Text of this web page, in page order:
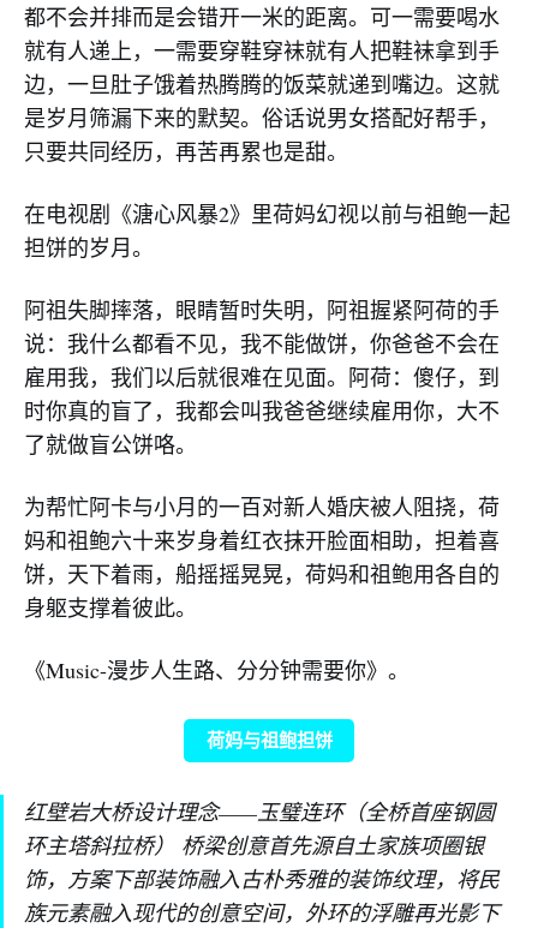
都不会并排而是会错开一米的距离。可一需要喝水
就有人递上，一需要穿鞋穿袜就有人把鞋袜拿到手
边，一旦肚子饿着热腾腾的饭菜就递到嘴边。这就
是岁月筛漏下来的默契。俗话说男女搭配好帮手，
只要共同经历，再苦再累也是甜。
在电视剧《溏心风暴2》里荷妈幻视以前与祖鲍一起
担饼的岁月。
阿祖失脚摔落，眼睛暂时失明，阿祖握紧阿荷的手
说：我什么都看不见，我不能做饼，你爸爸不会在
雇用我，我们以后就很难在见面。阿荷：傻仔，到
时你真的盲了，我都会叫我爸爸继续雇用你，大不
了就做盲公饼咯。
为帮忙阿卡与小月的一百对新人婚庆被人阻挠，荷
妈和祖鲍六十来岁身着红衣抹开脸面相助，担着喜
饼，天下着雨，船摇摇晃晃，荷妈和祖鲍用各自的
身躯支撑着彼此。
《Music-漫步人生路、分分钟需要你》。
荷妈与祖鲍担饼
红壁岩大桥设计理念——玉璧连环（全桥首座钢圆
环主塔斜拉桥） 桥梁创意首先源自土家族项圈银
饰，方案下部装饰融入古朴秀雅的装饰纹理，将民
族元素融入现代的创意空间，外环的浮雕再光影下